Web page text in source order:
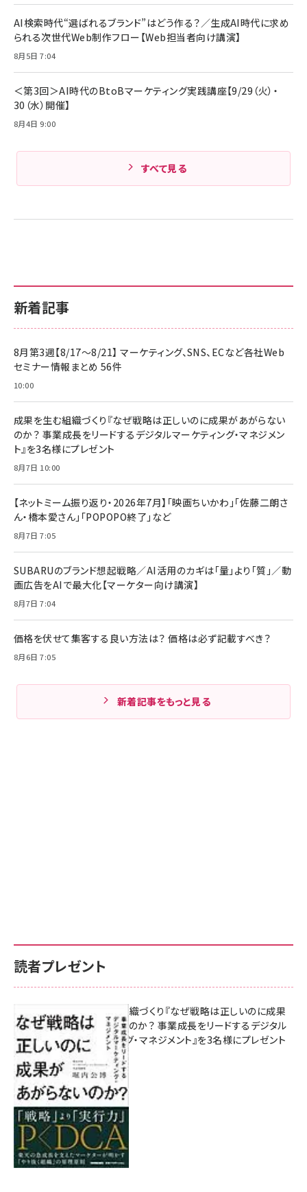
新着記事
8月第3週【8/17～8/21】 マーケティング、SNS、ECなど各社Web
セミナー情報まとめ 56件
10:00
成果を生む組織づくり『なぜ戦略は正しいのに成果があがらない
のか？ 事業成長をリードするデジタルマーケティング・マネジメン
ト』を3名様にプレゼント
8月7日 10:00
【ネットミーム振り返り・2026年7月】「映画ちいかわ」「佐藤二朗さ
ん・橋本愛さん」「POPOPO終了」など
8月7日 7:05
SUBARUのブランド想起戦略／AI活用のカギは「量」より「質」／動
画広告をAIで最大化【マーケター向け講演】
8月7日 7:04
価格を伏せて集客する良い方法は？ 価格は必ず記載すべき？
8月6日 7:05
新着記事をもっと見る
読者プレゼント
成果を生む組織づくり『なぜ戦略は正しいのに成果
があがらないのか？ 事業成長をリードするデジタル
マーケティング・マネジメント』を3名様にプレゼント
8月7日 10:00
AI検索時代“選ばれるブランド”はどう作る？／生成AI時代に求め
られる次世代Web制作フロー【Web担当者向け講演】
8月5日 7:04
＜第3回＞AI時代のBtoBマーケティング実践講座【9/29（火）・
30（水）開催】
8月4日 9:00
すべて見る